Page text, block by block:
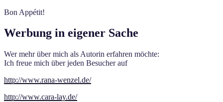
Bon Appétit!
Werbung in eigener Sache
Wer mehr über mich als Autorin erfahren möchte:
Ich freue mich über jeden Besucher auf
http://www.rana-wenzel.de/
http://www.cara-lay.de/